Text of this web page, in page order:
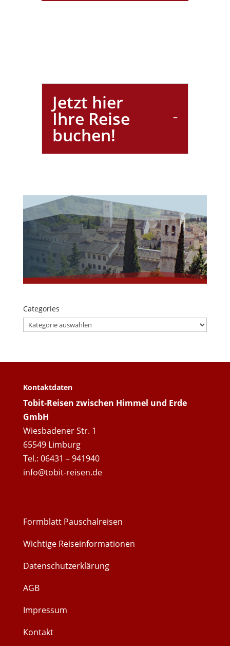
Jetzt hier
Ihre Reise
buchen!
Categories
Categories
Kontaktdaten
Tobit-Reisen zwischen Himmel und Erde
GmbH
Wiesbadener Str. 1
65549 Limburg
Tel.: 06431 – 941940
info@tobit-reisen.de
Formblatt Pauschalreisen
Wichtige Reiseinformationen
Datenschutzerklärung
AGB
Impressum
Kontakt